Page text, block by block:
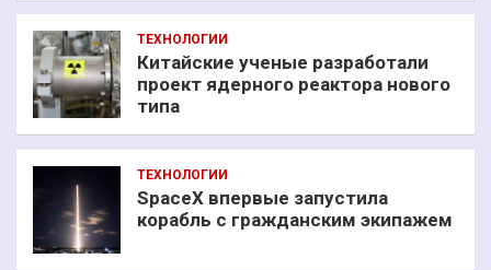
ТЕХНОЛОГИИ
Китайские ученые разработали
проект ядерного реактора нового
типа
ТЕХНОЛОГИИ
SpaceX впервые запустила
корабль с гражданским экипажем